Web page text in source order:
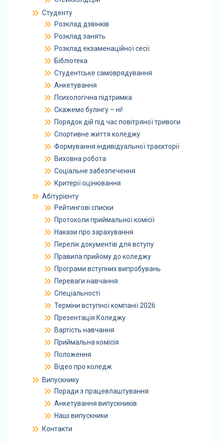
Студенту
Розклад дзвінків
Розклад занять
Розклад екзаменаційної сесії
Бібліотека
Студентське самоврядування
Анкетування
Психологічна підтримка
Скажемо булінгу – ні!
Порядок дій під час повітряної тривоги
Спортивне життя коледжу
Формування індивідуальної траєкторії
Виховна робота
Соціальне забезпечення
Критерії оцінювання
Абітурієнту
Рейтингові списки
Протоколи приймальної комісії
Накази про зарахування
Перелік документів для вступу
Правила прийому до коледжу
Програми вступних випробувань
Переваги навчання
Спеціальності
Терміни вступної компанії 2026
Презентація Коледжу
Вартість навчання
Приймальна комісія
Положення
Відео про коледж
Випускнику
Поради з працевлаштування
Анкетування випускників
Наші випускники
Контакти